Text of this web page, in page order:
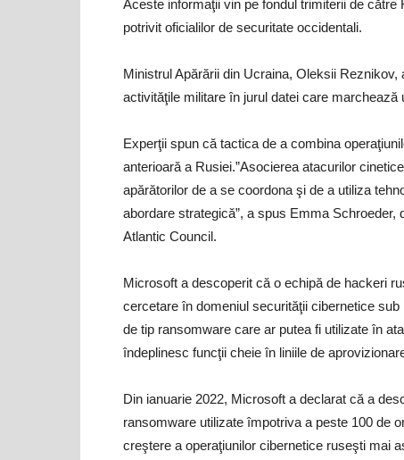
Aceste informaţii vin pe fondul trimiterii de
potrivit oficialilor de securitate occidentali.
Ministrul Apărării din Ucraina, Oleksii
activităţile militare în jurul datei care
Experţii spun că tactica de a combina
anterioară a Rusiei.”Asocierea atacurilor
apărătorilor de a se coordona şi de a utiliza
abordare strategică”, a spus Emma
Atlantic Council.
Microsoft a descoperit că o echipă de hackeri
cercetare în domeniul securităţii cibernetice
de tip ransomware care ar putea fi utilizate în
îndeplinesc funcţii cheie în liniile de
Din ianuarie 2022, Microsoft a declarat că a
ransomware utilizate împotriva a peste 100 de
creştere a operaţiunilor cibernetice ruseşti mai